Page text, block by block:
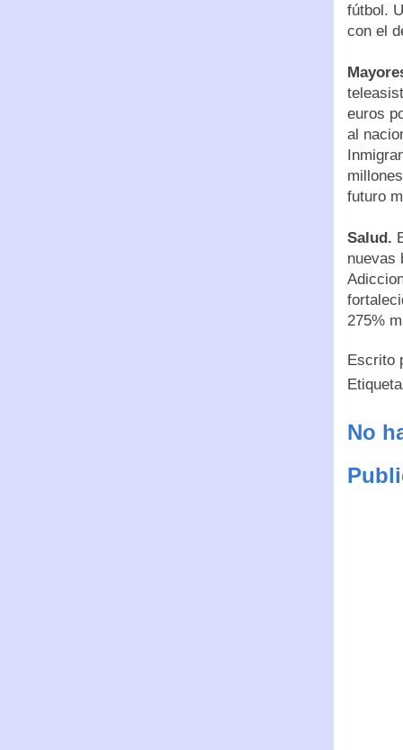
fútbol.
con el
euros
al
futuro
Salud.
nuevas
275%
Escrito
No